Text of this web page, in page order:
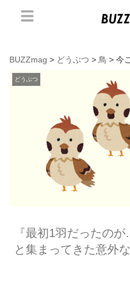
BUZZmag > どうぶつ > 鳥 > 今
どうぶつ
『最初1羽だったの
と集まってきた意外